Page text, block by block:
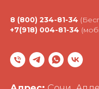
8 (800) 234-81-34
+7(918) 004-81-34